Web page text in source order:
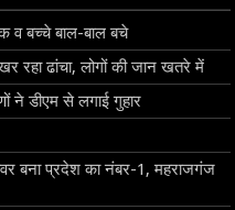
व बच्चे बाल-बाल बचे
रहा ढांचा, लोगों की जान खतरे में
ने डीएम से लगाई गुहार
बना प्रदेश का नंबर-1, महराजगंज